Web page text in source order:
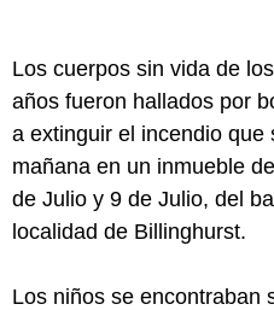
Los cuerpos sin vida de
años fueron hallados por
a extinguir el incendio
mañana en un inmueble
de Julio y 9 de Julio, del
localidad de Billinghurst.
Los niños se encontraban